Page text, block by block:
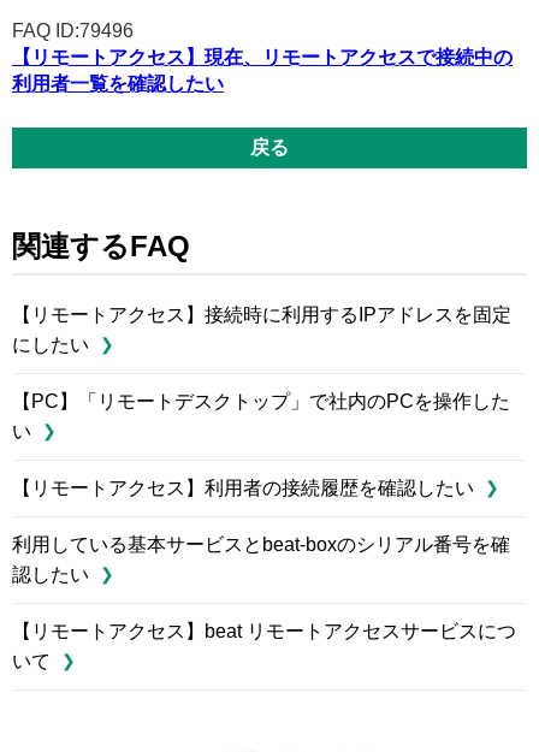
FAQ ID:79496
【リモートアクセス】現在、リモートアクセスで接続中の
利用者一覧を確認したい
戻る
関連するFAQ
【リモートアクセス】接続時に利用するIPアドレスを固定
にしたい
【PC】「リモートデスクトップ」で社内のPCを操作した
い
【リモートアクセス】利用者の接続履歴を確認したい
利用している基本サービスとbeat-boxのシリアル番号を確
認したい
【リモートアクセス】beat リモートアクセスサービスにつ
いて